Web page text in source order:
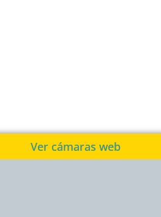
Ver cámaras web